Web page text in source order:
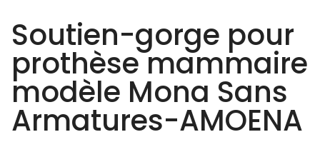
Soutien-gorge pour
prothèse mammaire
modèle Mona Sans
Armatures-AMOENA